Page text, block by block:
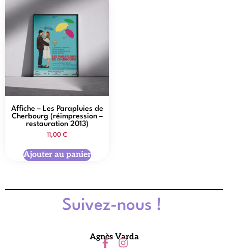
Affiche – Les Parapluies de
Cherbourg (réimpression –
restauration 2013)
11,00 €
Ajouter au panier
Suivez-nous !
Agnès Varda